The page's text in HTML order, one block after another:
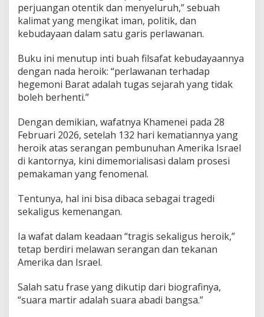
perjuangan otentik dan menyeluruh,” sebuah
kalimat yang mengikat iman, politik, dan
kebudayaan dalam satu garis perlawanan.
Buku ini menutup inti buah filsafat kebudayaannya
dengan nada heroik: “perlawanan terhadap
hegemoni Barat adalah tugas sejarah yang tidak
boleh berhenti.”
Dengan demikian, wafatnya Khamenei pada 28
Februari 2026, setelah 132 hari kematiannya yang
heroik atas serangan pembunuhan Amerika Israel
di kantornya, kini dimemorialisasi dalam prosesi
pemakaman yang fenomenal.
Tentunya, hal ini bisa dibaca sebagai tragedi
sekaligus kemenangan.
Ia wafat dalam keadaan “tragis sekaligus heroik,”
tetap berdiri melawan serangan dan tekanan
Amerika dan Israel.
Salah satu frase yang dikutip dari biografinya,
“suara martir adalah suara abadi bangsa.”